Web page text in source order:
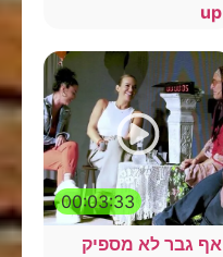
up
00:03:33
אף גבר לא מספיק